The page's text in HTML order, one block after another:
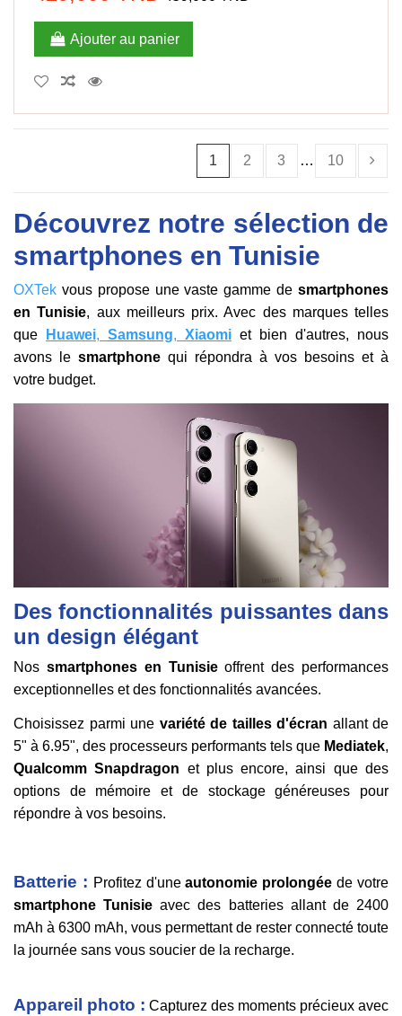
Ajouter au panier
1 2 3 … 10
Découvrez notre sélection de
smartphones en Tunisie
OXTek vous propose une vaste gamme desmartphones
en Tunisie, aux meilleurs prix. Avec des marques telles
que
Huawei, Samsung, Xiaomi et bien d'autres, nous
avons le smartphone qui répondra à vos besoins et à
votre budget.
Des fonctionnalités puissantes dans
un design élégant
Nos smartphones en Tunisieoffrent des performances
exceptionnelles et des fonctionnalités avancées.
Choisissez parmi une variété de tailles d'écran allant de
5" à 6.95", des processeurs performants tels que Mediatek,
Qualcomm Snapdragon et plus encore, ainsi que des
options de mémoire et de stockage généreuses pour
répondre à vos besoins.
Batterie : Profitez d'uneautonomie prolongée de votre
smartphone Tunisie avec des batteries allant de 2400
mAh à 6300 mAh, vous permettant de rester connecté toute
la journée sans vous soucier de la recharge.
Appareil photo : Capturez des moments précieux avec